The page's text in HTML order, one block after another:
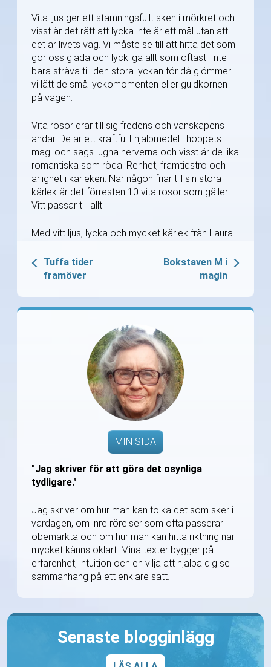
Vita ljus ger ett stämningsfullt sken i mörkret och
visst är det rätt att lycka inte är ett mål utan att
det är livets väg. Vi måste se till att hitta det som
gör oss glada och lyckliga allt som oftast. Inte
bara sträva till den stora lyckan för då glömmer
vi lätt de små lyckomomenten eller guldkornen
på vägen.
Vita rosor drar till sig fredens och vänskapens
andar. De är ett kraftfullt hjälpmedel i hoppets
magi och sägs lugna nerverna och visst är de lika
romantiska som röda. Renhet, framtidstro och
ärlighet i kärleken. När någon friar till sin stora
kärlek är det förresten 10 vita rosor som gäller.
Vitt passar till allt.
Med vitt ljus, lycka och mycket kärlek från Laura
Tuffa tider
framöver
Bokstaven M i
magin
MIN SIDA
"Jag skriver för att göra det osynliga
tydligare."
Jag skriver om hur man kan tolka det som sker i
vardagen, om inre rörelser som ofta passerar
obemärkta och om hur man kan hitta riktning när
mycket känns oklart. Mina texter bygger på
erfarenhet, intuition och en vilja att hjälpa dig se
sammanhang på ett enklare sätt.
Senaste blogginlägg